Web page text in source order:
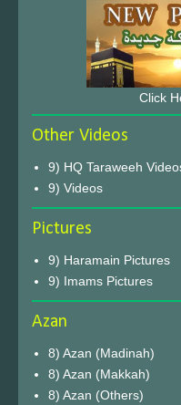
Click
Other Videos
9) HQ Taraweeh
9) Videos
Pictures
9) Haramain Pictures
9) Imams Pictures
Azan
8) Azan (Madinah)
8) Azan (Makkah)
8) Azan (Others)